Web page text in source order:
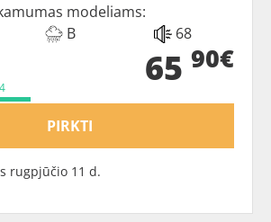
modeliams:
B 68
65 90€
PIRKTI
rugpjūčio 11 d.